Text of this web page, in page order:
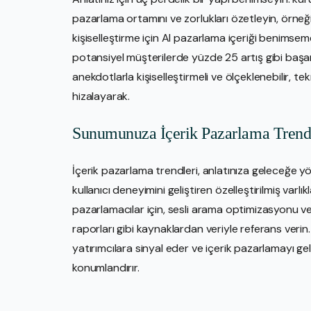
pazarlama ortamını ve zorlukları özetleyin,
kişiselleştirme için AI pazarlama içeriği
potansiyel müşterilerde yüzde 25 artış gibi
anekdotlarla kişiselleştirmeli ve ölçeklenebilir,
hizalayarak.
Sunumunuza İçerik Pazarlama
İçerik pazarlama trendleri, anlatınıza geleceğe
kullanıcı deneyimini geliştiren özelleştirilmiş
pazarlamacılar için, sesli arama
raporları gibi kaynaklardan veriyle referans
yatırımcılara sinyal eder ve içerik pazarlamayı
konumlandırır.